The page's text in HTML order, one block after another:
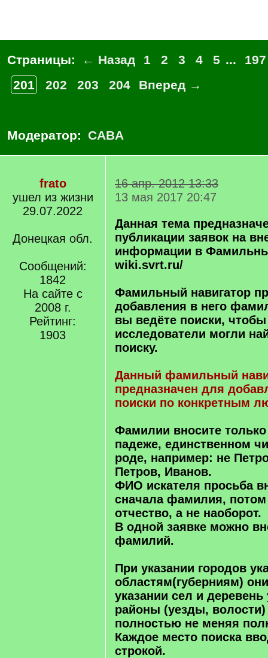
Страницы: ← Назад 1 2 3 4 5 ...
197
201
202 203 204 Вперед →
Модератор: CABA
frato
ушел из жизни
29.07.2022
Донецкая обл.
Сообщений:
1842
На сайте с
2008 г.
Рейтинг:
1903
16 апр. 2012 13:33
13 мая 2017 20:47
Данная тема
публикации заявок на
информации в
wiki.svrt.ru/
Фамильный навигатор
добавления в него
вы ведёте поиски, чтобы
исследователи могли
поиску.
Данный фамильный
предназначен для
поиски по конкретным
Фамилии вносите
падеже, единственном
роде, например: не
Петров, Иванов.
ФИО искателя просьба
сначала фамилия,
отчество, а не наоборот.
В одной заявке можно
фамилий.
При указании городов
областям(губерниям)
указании сел и деревень
районы (уезды,
полностью не меняя
Каждое место поиска
строкой.